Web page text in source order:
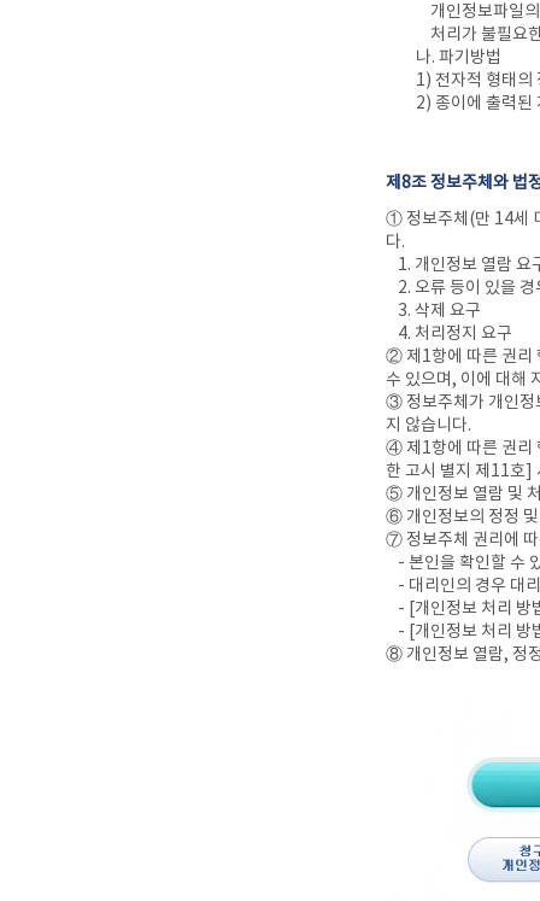
개인정보파일의
처리가 불필요
나. 파기방법
1) 전자적 형태의
2) 종이에 출력된
제8조 정보주체와 법
① 정보주체(만 14세
다.
1. 개인정보 열람 요
2. 오류 등이 있을
3. 삭제 요구
4. 처리정지 요구
② 제1항에 따른 권리
수 있으며, 이에 대해
③ 정보주체가 개인정
지 않습니다.
④ 제1항에 따른 권리
한 고시 별지 제11호]
⑤ 개인정보 열람 및
⑥ 개인정보의 정정 및
⑦ 정보주체 권리에 따
- 본인을 확인할 수
- 대리인의 경우 대
- [개인정보 처리 방
- [개인정보 처리 방
⑧ 개인정보 열람, 정